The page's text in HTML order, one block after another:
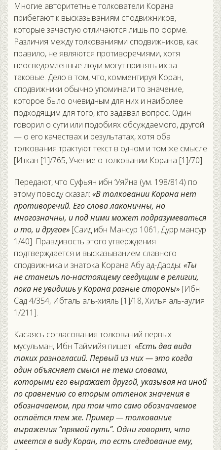
Многие авторитетные толкователи Корана
прибегают к высказываниям сподвижников,
которые зачастую отличаются лишь по форме.
Различия между толкованиями сподвижников, как
правило, не являются противоречиями, хотя
неосведомленные люди могут принять их за
таковые. Дело в том, что, комментируя Коран,
сподвижники обычно упоминали то значение,
которое было очевидным для них и наиболее
подходящим для того, кто задавал вопрос. Один
говорил о сути или подобиях обсуждаемого, другой
— о его качествах и результатах, хотя оба
толкования трактуют текст в одном и том же смысле
[Иткан [1]/765, Учение о толковании Корана [1]/70].
Передают, что Суфьян ибн ‘Уяйна (ум. 198/814) по
этому поводу сказал: «В толковании Корана нет
противоречий. Его слова лаконичны, но
многозначны, и под ними может подразумеваться
и то, и другое» [Саид ибн Мансур 1061, Дурр мансур
1/40]. Правдивость этого утверждения
подтверждается и высказыванием славного
сподвижника и знатока Корана Абу ад-Дарды: «Ты
не станешь по-настоящему сведущим в религии,
пока не увидишь у Корана разные стороны» [Ибн
Сад 4/354, Ибталь аль-хияль [1]/18, Хилья аль-аулия
1/211].
Касаясь согласования толкований первых
мусульман, Ибн Таймийя пишет: «Есть два вида
таких разногласий. Первый из них — это когда
один объясняет смысл не теми словами,
которыми его выражает другой, указывая на иной
по сравнению со вторым оттенок значения в
обозначаемом, при том что само обозначаемое
остаётся тем же. Пример — толкование
выражения “прямой путь”. Одни говорят, что
имеется в виду Коран, то есть следование ему,